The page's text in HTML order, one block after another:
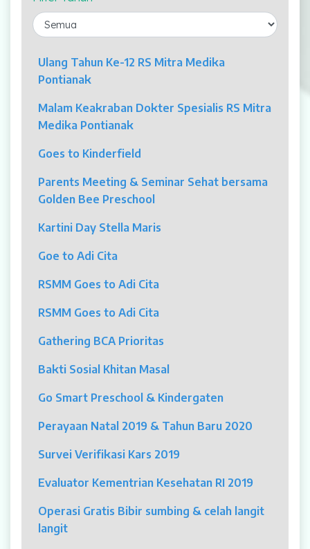
Laparaskopi
OCT
Eye Care
Multi Slice CT-Scan 128 Slices
Mamografi
Klinik Andrologi
Klinik Nyeri
Dokter
Jadwal Dokter
Sunday Clinic
Dokter Spesialis
Dokter Umum
Ulang Tahun Ke-12 RS Mitra Medika
Pontianak
Malam Keakraban Dokter Spesialis RS Mitra
Medika Pontianak
Goes to Kinderfield
Parents Meeting & Seminar Sehat bersama
Golden Bee Preschool
Kartini Day Stella Maris
Goe to Adi Cita
RSMM Goes to Adi Cita
RSMM Goes to Adi Cita
Gathering BCA Prioritas
Bakti Sosial Khitan Masal
Go Smart Preschool & Kindergaten
Perayaan Natal 2019 & Tahun Baru 2020
Survei Verifikasi Kars 2019
Evaluator Kementrian Kesehatan RI 2019
Operasi Gratis Bibir sumbing & celah langit
langit